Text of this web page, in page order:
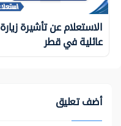
الاستعلام عن تأشيرة زيارة
عائلية في قطر
أضف تعليق